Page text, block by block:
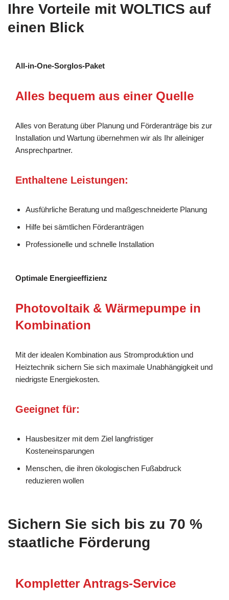
Ihre Vorteile mit WOLTICS auf
einen Blick
All-in-One-Sorglos-Paket
Alles bequem aus einer Quelle
Alles von Beratung über Planung und Förderanträge bis zur
Installation und Wartung übernehmen wir als Ihr alleiniger
Ansprechpartner.
Enthaltene Leistungen:
Ausführliche Beratung und maßgeschneiderte Planung
Hilfe bei sämtlichen Förderanträgen
Professionelle und schnelle Installation
Optimale Energieeffizienz
Photovoltaik & Wärmepumpe in
Kombination
Mit der idealen Kombination aus Stromproduktion und
Heiztechnik sichern Sie sich maximale Unabhängigkeit und
niedrigste Energiekosten.
Geeignet für:
Hausbesitzer mit dem Ziel langfristiger
Kosteneinsparungen
Menschen, die ihren ökologischen Fußabdruck
reduzieren wollen
Sichern Sie sich bis zu 70 %
staatliche Förderung
Kompletter Antrags-Service